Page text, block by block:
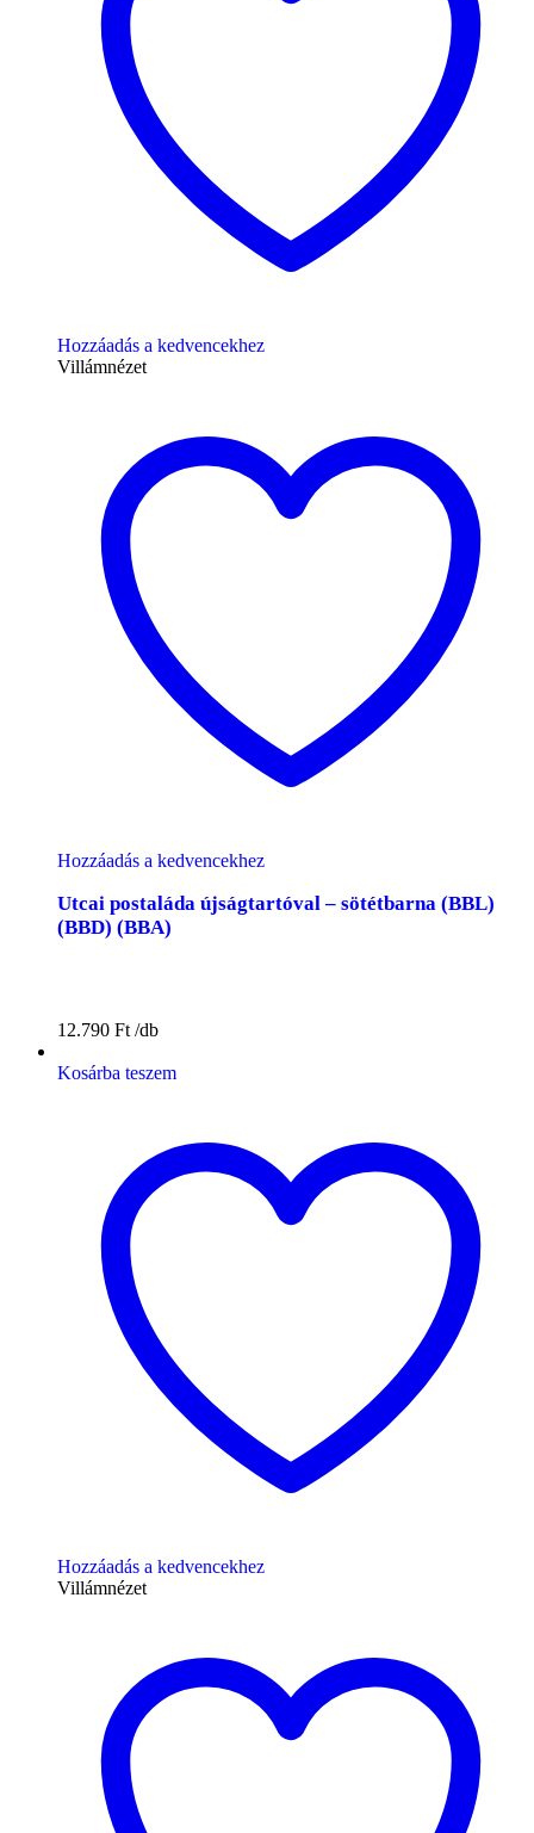
Hozzáadás a kedvencekhez
Villámnézet
Hozzáadás a kedvencekhez
Utcai postaláda újságtartóval – sötétbarna (BBL)
(BBD) (BBA)
12.790 Ft
Kosárba teszem
Hozzáadás a kedvencekhez
Villámnézet